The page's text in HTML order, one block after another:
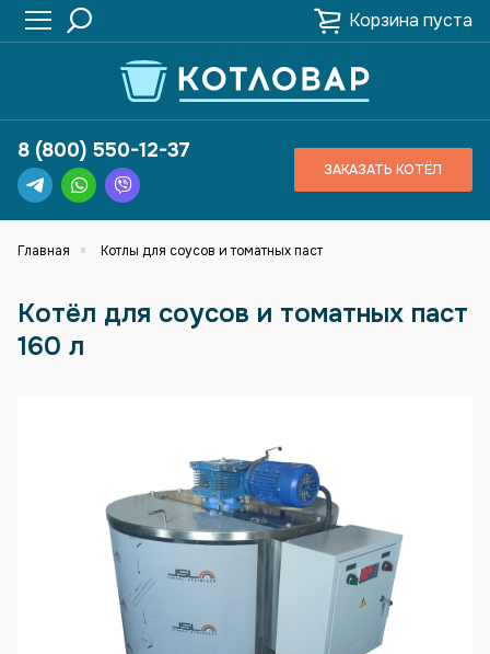
Корзина пуста
8 (800) 550-12-37
ЗАКАЗАТЬ КОТЁЛ
Главная Котлы для соусов и томатных паст
Котёл для соусов и томатных паст
160 л